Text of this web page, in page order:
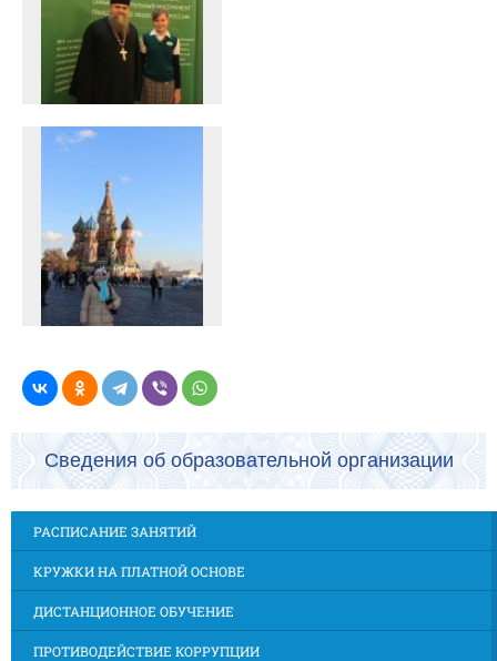
Сведения об образовательной организации
РАСПИСАНИЕ ЗАНЯТИЙ
КРУЖКИ НА ПЛАТНОЙ ОСНОВЕ
ДИСТАНЦИОННОЕ ОБУЧЕНИЕ
ПРОТИВОДЕЙСТВИЕ КОРРУПЦИИ